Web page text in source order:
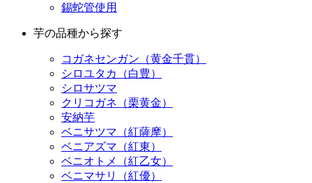
錫蛇管使用
芋の品種から探す
コガネセンガン（黄金千貫）
シロユタカ（白豊）
シロサツマ
クリコガネ（栗黄金）
安納芋
ベニサツマ（紅薩摩）
ベニアズマ（紅東）
ベニオトメ（紅乙女）
ベニマサリ（紅優）